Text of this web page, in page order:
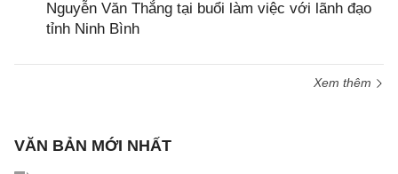
Nguyễn Văn Thắng tại buổi làm việc với lãnh đạo
tỉnh Ninh Bình
Xem thêm
VĂN BẢN MỚI NHẤT